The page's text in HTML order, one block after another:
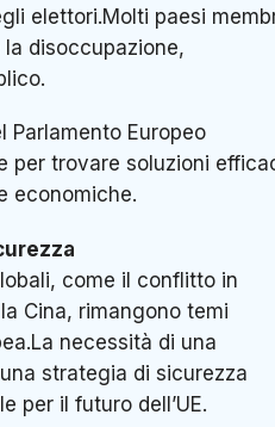
elettori.Molti paesi
disoccupazione,
Parlamento Europeo
per trovare soluzioni
economiche.
come il conflitto in
Cina, rimangono temi
necessità di una
strategia di sicurezza
per il futuro dell’UE.